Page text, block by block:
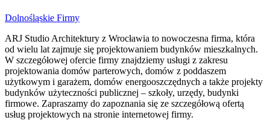
Dolnośląskie Firmy
ARJ Studio Architektury z Wrocławia to nowoczesna firma, która
od wielu lat zajmuje się projektowaniem budynków mieszkalnych.
W szczegółowej ofercie firmy znajdziemy usługi z zakresu
projektowania domów parterowych, domów z poddaszem
użytkowym i garażem, domów energooszczędnych a także projekty
budynków użyteczności publicznej – szkoły, urzędy, budynki
firmowe. Zapraszamy do zapoznania się ze szczegółową ofertą
usług projektowych na stronie internetowej firmy.